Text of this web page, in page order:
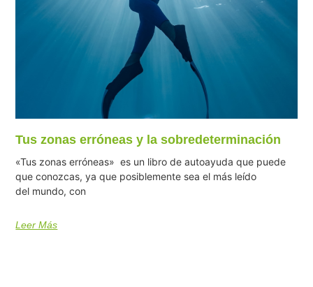
Tus zonas erróneas y la sobredeterminación
«Tus zonas erróneas» es un libro de autoayuda que puede
que conozcas, ya que posiblemente sea el más leído
del mundo, con
Leer Más